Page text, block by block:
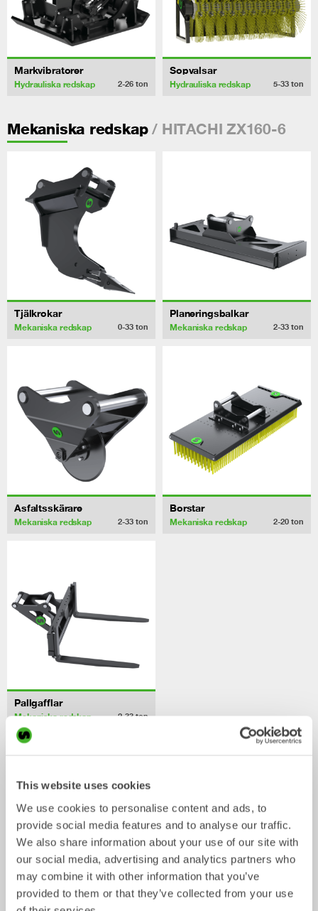
This website uses cookies
We use cookies to personalise content and ads, to
provide social media features and to analyse our traffic.
We also share information about your use of our site with
our social media, advertising and analytics partners who
may combine it with other information that you’ve
provided to them or that they’ve collected from your use
Markvibratorer
Hydrauliska redskap 2-26 ton
Sopvalsar
Hydrauliska redskap 5-33 ton
Mekaniska redskap/ HITACHI ZX160-6
Tjälkrokar
Mekaniska redskap 0-33 ton
Planeringsbalkar
Mekaniska redskap 2-33 ton
Asfaltsskärare
Mekaniska redskap 2-33 ton
Borstar
Mekaniska redskap 2-20 ton
Pallgafflar
Mekaniska redskap 2-33ton